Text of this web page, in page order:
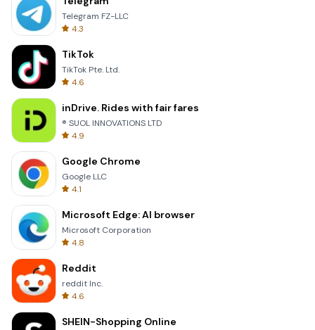
Telegram FZ-LLC
4.3
TikTok
TikTok Pte. Ltd.
4.6
inDrive. Rides with fair fares
® SUOL INNOVATIONS LTD
4.9
Google Chrome
Google LLC
4.1
Microsoft Edge: AI browser
Microsoft Corporation
4.8
Reddit
reddit Inc.
4.6
SHEIN-Shopping Online